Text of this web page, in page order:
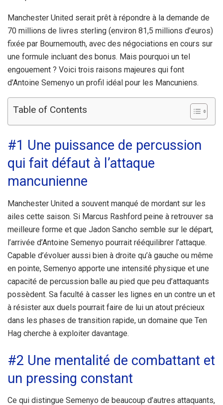
Manchester United serait prêt à répondre à la demande de
70 millions de livres sterling (environ 81,5 millions d’euros)
fixée par Bournemouth, avec des négociations en cours sur
une formule incluant des bonus. Mais pourquoi un tel
engouement ? Voici trois raisons majeures qui font
d’Antoine Semenyo un profil idéal pour les Mancuniens.
Table of Contents
#1 Une puissance de percussion
qui fait défaut à l’attaque
mancunienne
Manchester United a souvent manqué de mordant sur les
ailes cette saison. Si Marcus Rashford peine à retrouver sa
meilleure forme et que Jadon Sancho semble sur le départ,
l’arrivée d’Antoine Semenyo pourrait rééquilibrer l’attaque.
Capable d’évoluer aussi bien à droite qu’à gauche ou même
en pointe, Semenyo apporte une intensité physique et une
capacité de percussion balle au pied que peu d’attaquants
possèdent. Sa faculté à casser les lignes en un contre un et
à résister aux duels pourrait faire de lui un atout précieux
dans les phases de transition rapide, un domaine que Ten
Hag cherche à exploiter davantage.
#2 Une mentalité de combattant et
un pressing constant
Ce qui distingue Semenyo de beaucoup d’autres attaquants,